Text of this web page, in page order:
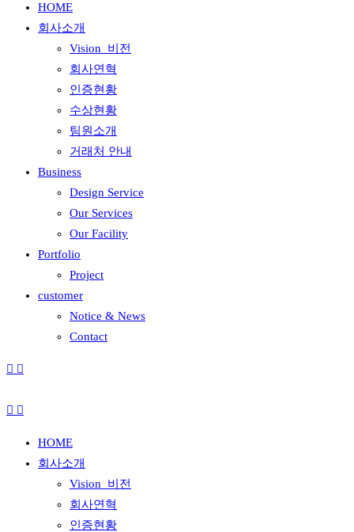
HOME
회사소개
Vision_비전
회사연혁
인증현황
수상현황
팀원소개
거래처 안내
Business
Design Service
Our Services
Our Facility
Portfolio
Project
customer
Notice & News
Contact
HOME
회사소개
Vision_비전
회사연혁
인증현황